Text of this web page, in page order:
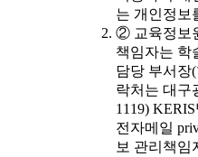
는 개인정보
② 교육정보
책임자는 학
담당 부서장
락처는 대구
1119)
전자메일
보 관리책임